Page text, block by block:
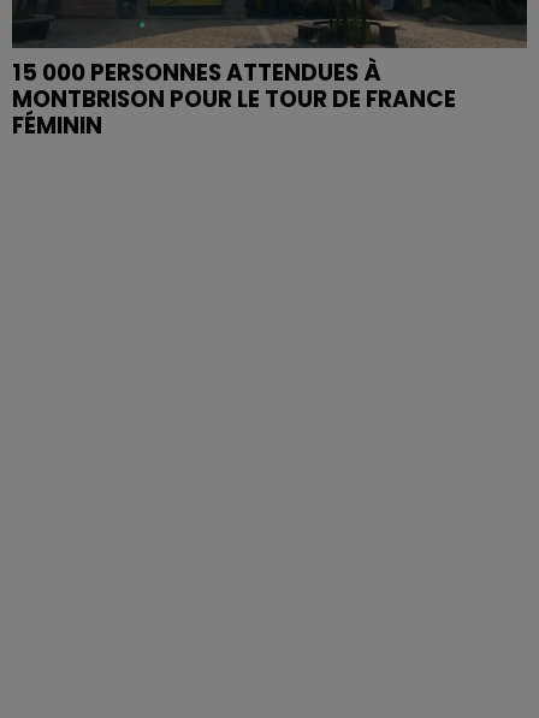
15 000 PERSONNES ATTENDUES À
MONTBRISON POUR LE TOUR DE FRANCE
FÉMININ